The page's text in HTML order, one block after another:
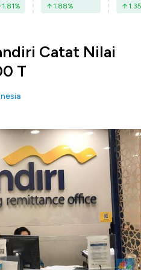
1.81% 1.88% 1.35
Catat Nilai
T